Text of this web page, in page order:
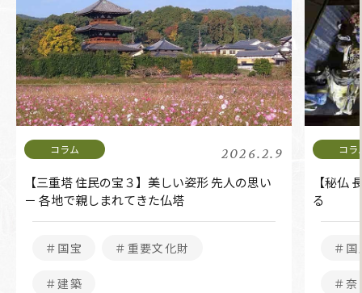
2026.2.9
【三重塔 住民の宝３】美しい姿形 先人の思い
－ 各地で親しまれてきた仏塔
＃国宝 ＃重要文化財
＃建築
【秘仏
る
＃国
＃奈